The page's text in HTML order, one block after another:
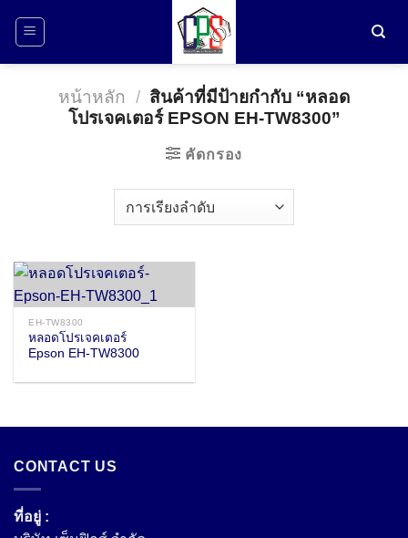
หน้าหลัก / สินค้าที่มีป้ายกำกับ “หลอด
โปรเจคเตอร์ EPSON EH-TW8300”
คัดกรอง
EH-TW8300
หลอดโปรเจคเตอร์
Epson EH-TW8300
CONTACT US
ที่อยู่ :